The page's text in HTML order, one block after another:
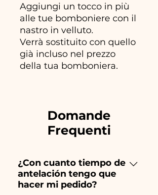
Aggiungi un tocco in più
alle tue bomboniere con il
nastro in velluto.
Verrà sostituito con quello
già incluso nel prezzo
della tua bomboniera.
Domande
Frequenti
¿Con cuanto tiempo de
antelación tengo que
hacer mi pedido?